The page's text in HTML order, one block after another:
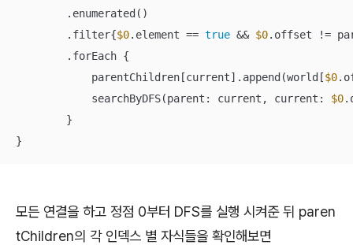
        .enumerated()
        .filter{
$0.element == true && $0.offset !=
        .forEach {
            parentChildren[current].append(world[
$0
            searchByDFS(parent: current, current:
$0
        }
}
모든 연결을 하고 정점 0부터 DFS를 실행 시켜준 뒤 paren
tChildren의 각 인덱스 별 자식들을 확인해보면